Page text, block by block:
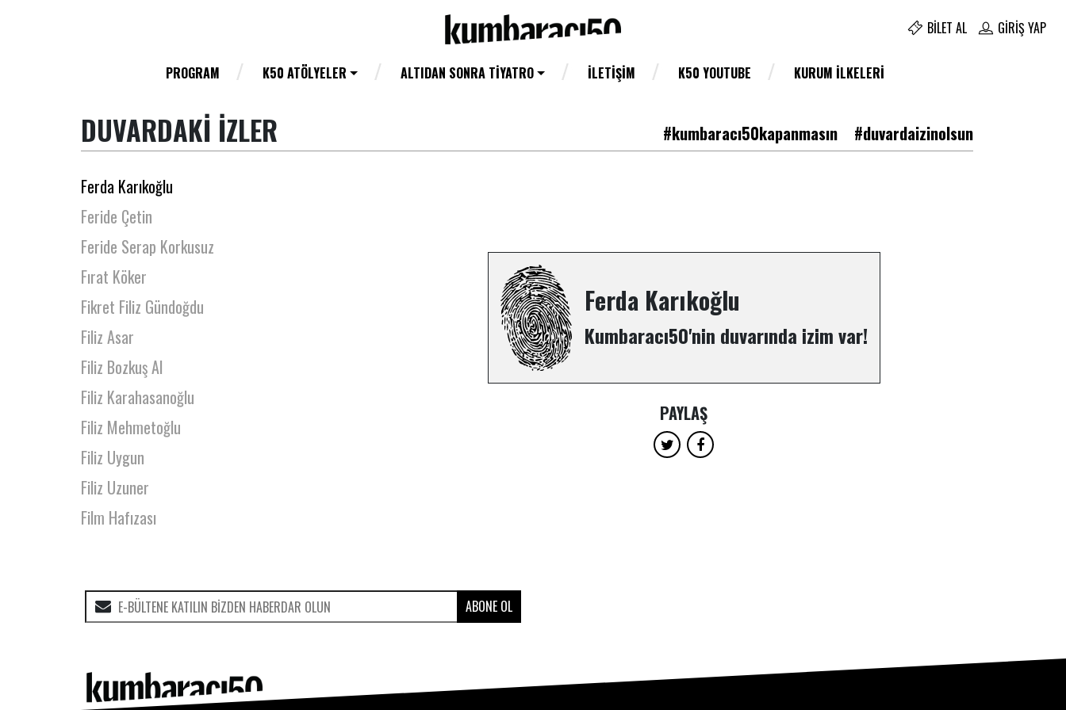
BILET AL GIRIŞ YAP
PROGRAM K50 ATÖLYELER ALTIDAN SONRA TIYATRO İLETIŞIM K50 YOUTUBE KURUM İLKELERI
DUVARDAKİ İZLER #kumbaracı50kapanmasın #duvardaizinolsun
Fatma İklil Şanal
Fatoş Sevinç Erbulak
Fatoş Yılmaz
Ferda Karıkoğlu
Feride Çetin
Feride Serap Korkusuz
Fırat Köker
Fikret Filiz Gündoğdu
Filiz Asar
Filiz Bozkuş Al
Filiz Karahasanoğlu
Filiz Mehmetoğlu
Filiz Uygun
Filiz Uzuner
Film Hafızası
Funda Sarıcı
Gamze Gorur
Gaye Yalçın
Ferda Karıkoğlu
Kumbaracı50'nin duvarında izim var!
PAYLAŞ
ABONE OL